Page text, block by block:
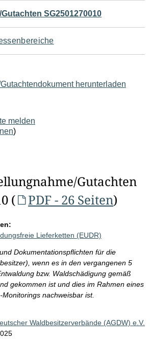
SG2501270010
herunterladen
melden
)
Gutachten
(
PDF - 26 Seiten)
Lieferketten (EUDR)
Dokumentationspflichten für die
wenn es in den vergangenen 5
bzw. Waldschädigung gemäß
gekommen ist und dies im Rahmen eines
nachweisbar ist.
Waldbesitzerverbände (AGDW) e.V.